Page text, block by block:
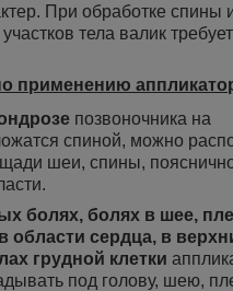
При обработке спины
тела валик
применению
позвоночника на
спиной, можно
шеи, спины,
болях, болях в шее,
области сердца, в
грудной клетки
под голову, шею,